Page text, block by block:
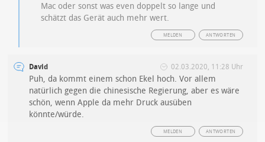
Mac oder sonst was even doppelt so lange und
schätzt das Gerät auch mehr wert.
ANTWORTEN
MELDEN
David 02.03.2020, 11:28 Uhr
Puh, da kommt einem schon Ekel hoch. Vor allem
natürlich gegen die chinesische Regierung, aber es wäre
schön, wenn Apple da mehr Druck ausüben
könnte/würde.
ANTWORTEN
MELDEN